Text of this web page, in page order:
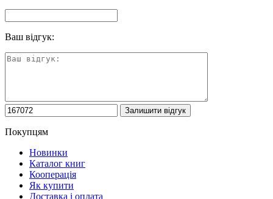
Ваш відгук:
Покупцям
Новинки
Каталог книг
Кооперація
Як купити
Доставка і оплата